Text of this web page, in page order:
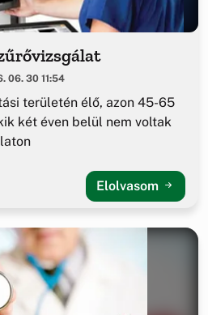
06. 30 11:54
területén élő, azon 45-65
két éven belül nem voltak
Elolvasom